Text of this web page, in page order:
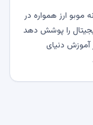
ارز همواره در
را پوشش دهد
آموزش دنیای